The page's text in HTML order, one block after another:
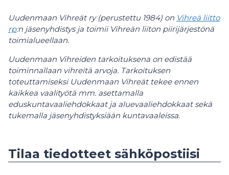
Uudenmaan Vihreät ry (perustettu 1984) on Vihreä liitto
rp:n jäsenyhdistys ja toimii Vihreän liiton piirijärjestönä
toimialueellaan.
Uudenmaan Vihreiden tarkoituksena on edistää
toiminnallaan vihreitä arvoja. Tarkoituksen
toteuttamiseksi Uudenmaan Vihreät tekee ennen
kaikkea vaalityötä mm. asettamalla
eduskuntavaaliehdokkaat ja aluevaaliehdokkaat sekä
tukemalla jäsenyhdistyksiään kuntavaaleissa.
Tilaa tiedotteet sähköpostiisi